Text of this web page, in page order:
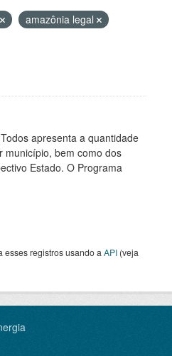
amazônia legal
apresenta a quantidade
município, bem como dos
Estado. O Programa
esses registros usando a API (veja